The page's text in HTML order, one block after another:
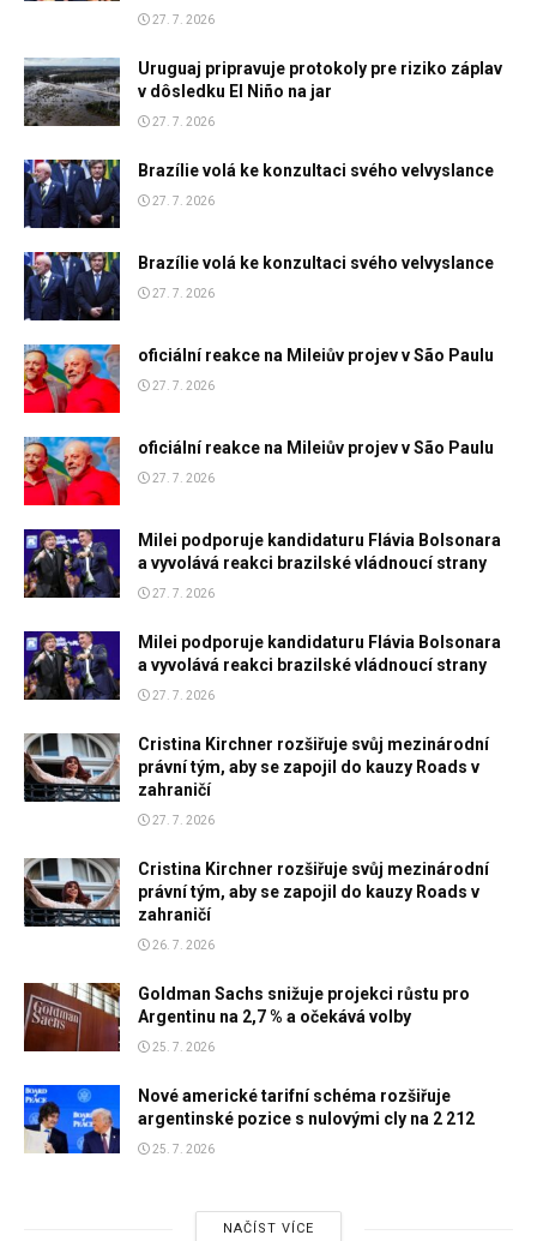
27. 7. 2026
Uruguaj pripravuje protokoly pre riziko záplav
v dôsledku El Niño na jar
27. 7. 2026
Brazílie volá ke konzultaci svého velvyslance
27. 7. 2026
Brazílie volá ke konzultaci svého velvyslance
27. 7. 2026
oficiální reakce na Mileiův projev v São Paulu
27. 7. 2026
oficiální reakce na Mileiův projev v São Paulu
27. 7. 2026
Milei podporuje kandidaturu Flávia Bolsonara
a vyvolává reakci brazilské vládnoucí strany
27. 7. 2026
Milei podporuje kandidaturu Flávia Bolsonara
a vyvolává reakci brazilské vládnoucí strany
27. 7. 2026
Cristina Kirchner rozšiřuje svůj mezinárodní
právní tým, aby se zapojil do kauzy Roads v
zahraničí
27. 7. 2026
Cristina Kirchner rozšiřuje svůj mezinárodní
právní tým, aby se zapojil do kauzy Roads v
zahraničí
26. 7. 2026
Goldman Sachs snižuje projekci růstu pro
Argentinu na 2,7 % a očekává volby
25. 7. 2026
Nové americké tarifní schéma rozšiřuje
argentinské pozice s nulovými cly na 2 212
25. 7. 2026
NAČÍST VÍCE